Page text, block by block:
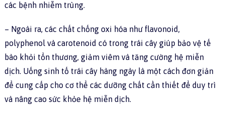
các bệnh nhiễm trùng.
– Ngoài ra, các chất chống oxi hóa như flavonoid,
polyphenol và carotenoid có trong trái cây giúp bảo vệ tế
bào khỏi tổn thương, giảm viêm và tăng cường hệ miễn
dịch. Uống sinh tố trái cây hàng ngày là một cách đơn giản
để cung cấp cho cơ thể các dưỡng chất cần thiết để duy trì
và nâng cao sức khỏe hệ miễn dịch.